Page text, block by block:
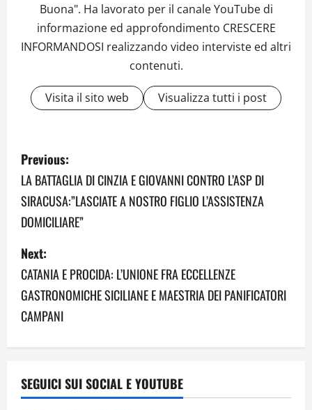
Buona". Ha lavorato per il canale YouTube di
informazione ed approfondimento CRESCERE
INFORMANDOSI realizzando video interviste ed altri
contenuti.
Visita il sito web Visualizza tutti i post
P
o
s
n
a
v
i
g
Previous:
LA BATTAGLIA DI CINZIA E GIOVANNI CONTRO L’ASP DI
SIRACUSA:”LASCIATE A NOSTRO FIGLIO L’ASSISTENZA
DOMICILIARE”
Next:
CATANIA E PROCIDA: L’UNIONE FRA ECCELLENZE
GASTRONOMICHE SICILIANE E MAESTRIA DEI PANIFICATORI
CAMPANI
SEGUICI SUI SOCIAL E YOUTUBE